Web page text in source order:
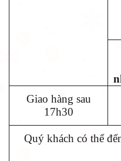
Giao hàng sau
17h30
Quý khách có thể